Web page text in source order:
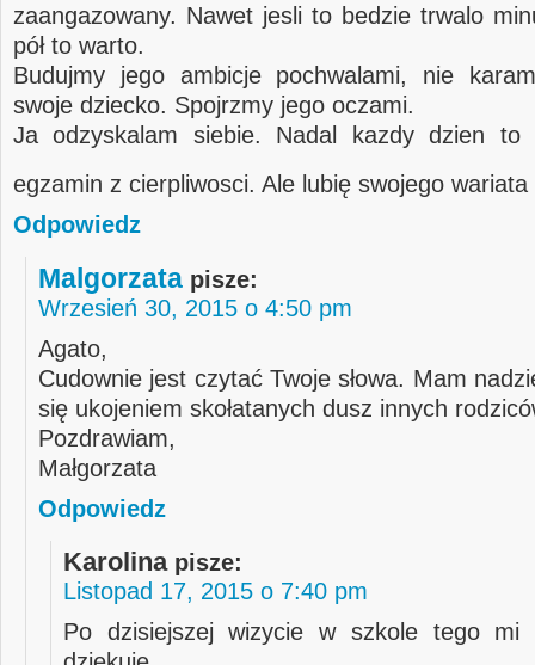
zaangazowany. Nawet jesli to bedzie trwalo
pół to warto.
Budujmy jego ambicje pochwalami, nie
swoje dziecko. Spojrzmy jego oczami.
Ja odzyskalam siebie. Nadal kazdy dzien
egzamin z cierpliwosci. Ale lubię swojego wariata
Odpowiedz
Malgorzata pisze:
Wrzesień 30, 2015 o 4:50 pm
Agato,
Cudownie jest czytać Twoje słowa. Mam
się ukojeniem skołatanych dusz innych
Pozdrawiam,
Małgorzata
Odpowiedz
Karolina pisze:
Listopad 17, 2015 o 7:40 pm
Po dzisiejszej wizycie w szkole tego mi